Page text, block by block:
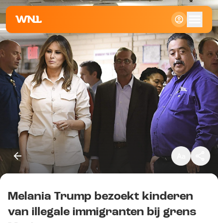
Klein
Standaard
Groot
Kopieer link
Melania Trump bezoekt kinderen
van illegale immigranten bij grens